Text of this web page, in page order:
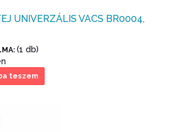
UNIVERZÁLIS VACS BR0004,
(1 db)
teszem